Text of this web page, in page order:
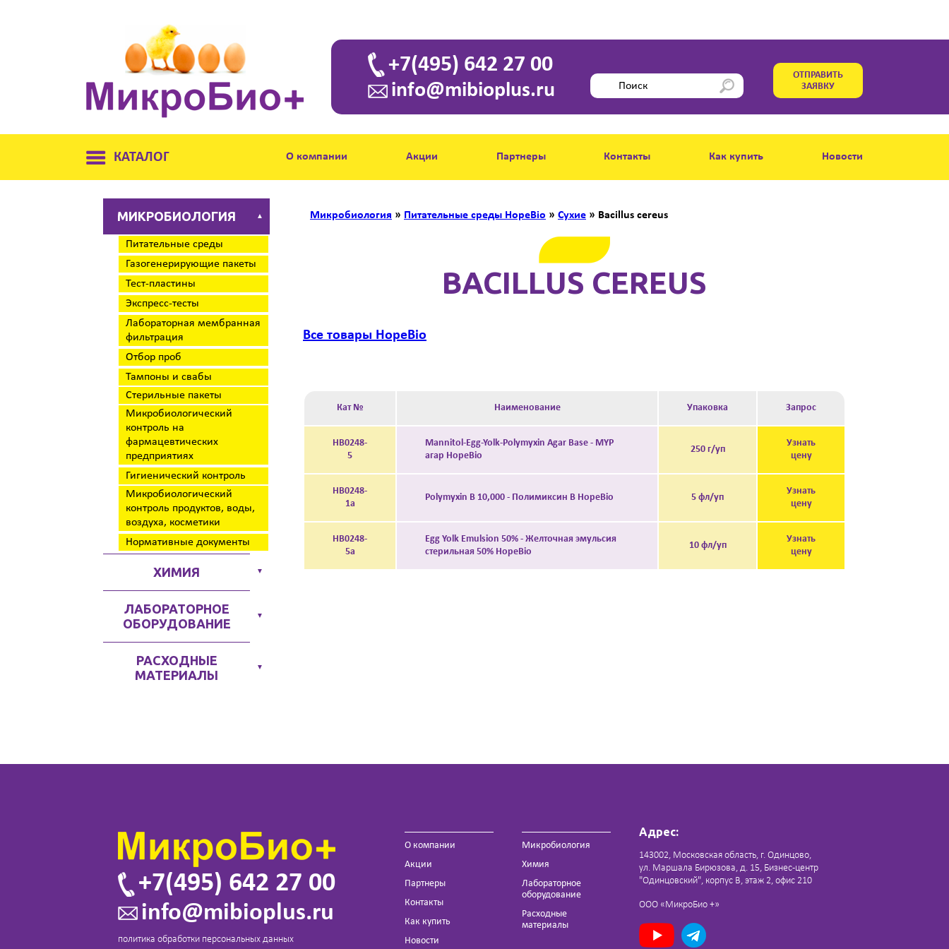
+7(495) 642 27 00
info@mibioplus.ru
ОТПРАВИТЬ
ЗАЯВКУ
КАТАЛОГ О компании Акции Партнеры Контакты Как купить Новости
МИКРОБИОЛОГИЯ ▲
Питательные среды
Газогенерирующие пакеты
Тест-пластины
Экспресс-тесты
Лабораторная мембранная
фильтрация
Отбор проб
Тампоны и свабы
Стерильные пакеты
Микробиологический
контроль на
фармацевтических
предприятиях
Гигиенический контроль
Микробиологический
контроль продуктов, воды,
воздуха, косметики
Нормативные документы
ХИМИЯ ▼
ЛАБОРАТОРНОЕ
ОБОРУДОВАНИЕ
▼
РАСХОДНЫЕ
МАТЕРИАЛЫ
▼
Микробиология » Питательные среды HopeBio » Сухие » Bacillus cereus
BACILLUS CEREUS
Все товары HopeBio
Кат № Наименование Упаковка Запрос
HB0248-
5
Mannitol-Egg-Yolk-Polymyxin Agar Base - MYP
агар HopeBio
250 г/уп
Узнать
цену
HB0248-
1a
Polymyxin B 10,000 - Полимиксин В HopeBio 5 фл/уп
Узнать
цену
HB0248-
5a
Egg Yolk Emulsion 50% - Желточная эмульсия
стерильная 50% HopeBio
10 фл/уп
Узнать
цену
+7(495) 642 27 00
info@mibioplus.ru
политика обработки персональных данных
О компании
Акции
Партнеры
Контакты
Как купить
Новости
Микробиология
Химия
Лабораторное
оборудование
Расходные
материалы
Адрес:
143002, Московская область, г. Одинцово,
ул. Маршала Бирюзова, д. 15, Бизнес-центр
"Одинцовский", корпус В, этаж 2, офис 210
ООО «МикроБио +»